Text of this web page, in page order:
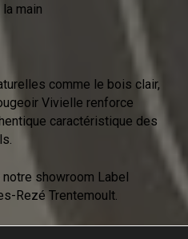
main
comme le bois clair,
Vivielle renforce
caractéristique des
showroom Label
Rezé Trentemoult.